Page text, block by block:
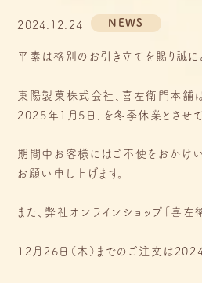
2024.12.24 NEWS
平素は格別のお引き立てを賜り誠に
東陽製菓株式会社、喜左衛門本舗
2025年1月5日、を冬季休業とさせて
期間中お客様にはご不便をおかけい
お願い申し上げます。
また、弊社オンラインショップ「喜左
12月26日（木）までのご注文は